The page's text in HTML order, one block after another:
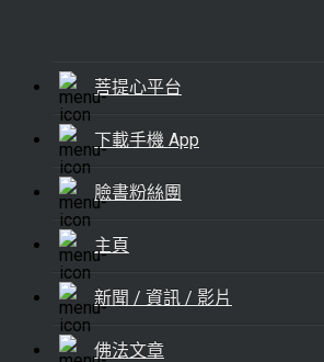
菩提心平台
下載手機 App
臉書粉絲團
主頁
新聞 / 資訊 / 影片
佛法文章